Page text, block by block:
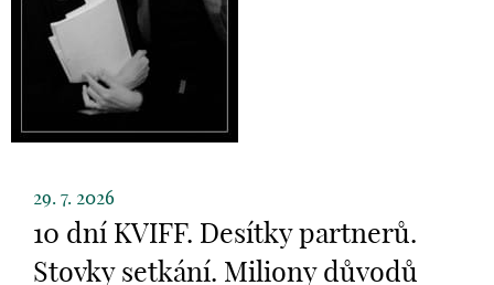
29. 7. 2026
10 dní KVIFF. Desítky partnerů.
Stovky setkání. Miliony důvodů